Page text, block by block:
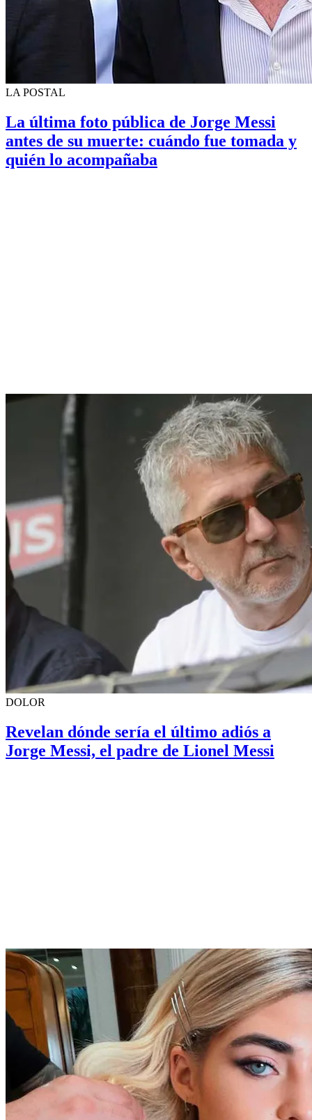
LA POSTAL
La última foto pública de Jorge Messi
antes de su muerte: cuándo fue tomada y
quién lo acompañaba
DOLOR
Revelan dónde sería el último adiós a
Jorge Messi, el padre de Lionel Messi